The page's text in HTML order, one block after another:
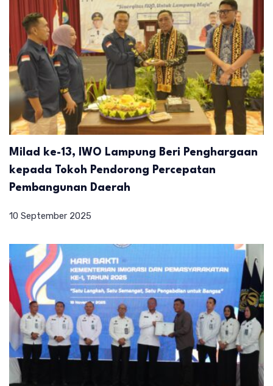
Milad ke-13, IWO Lampung Beri Penghargaan
kepada Tokoh Pendorong Percepatan
Pembangunan Daerah
10 September 2025